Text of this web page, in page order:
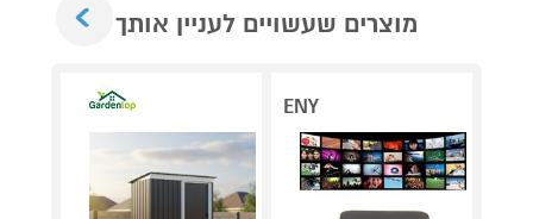
מוצרים שעשויים לעניין אותך
ENY